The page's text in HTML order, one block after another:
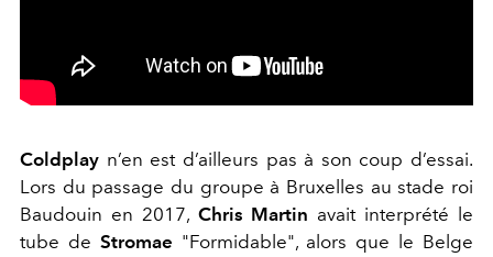
Coldplay n’en est d’ailleurs pas à son coup d’essai.
Lors du passage du groupe à Bruxelles au stade roi
Baudouin en 2017, Chris Martin avait interprété le
tube de Stromae "Formidable", alors que le Belge